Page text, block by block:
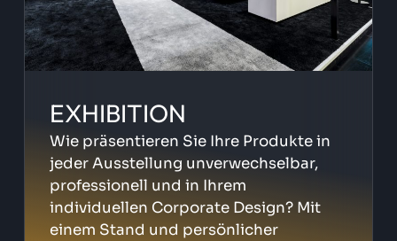
EXHIBITION
Wie präsentieren Sie Ihre Produkte in
jeder Ausstellung unverwechselbar,
professionell und in Ihrem
individuellen Corporate Design? Mit
einem Stand und persönlicher